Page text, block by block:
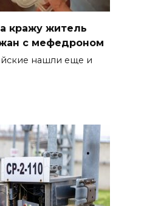
кражу житель
с мефедроном
нашли еще и